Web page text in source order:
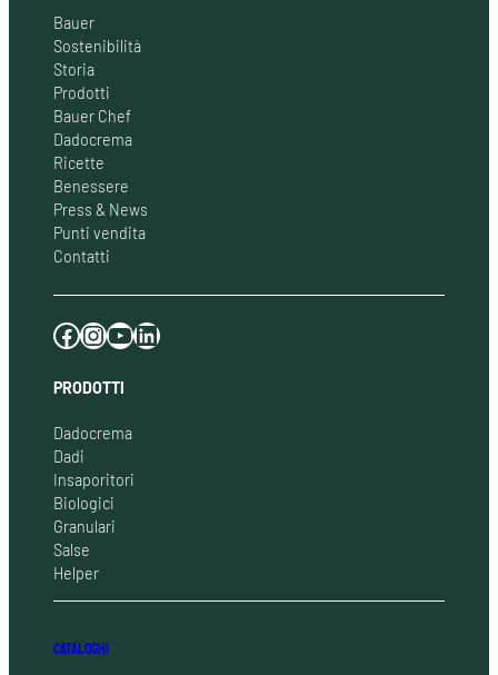
Bauer
Sostenibilità
Storia
Prodotti
Bauer Chef
Dadocrema
Ricette
Benessere
Press & News
Punti vendita
Contatti
Facebook Instagram YouTube LinkedIn
PRODOTTI
Dadocrema
Dadi
Insaporitori
Biologici
Granulari
Salse
Helper
CATALOGHI